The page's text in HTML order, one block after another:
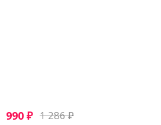
990 ₽ 1 286₽